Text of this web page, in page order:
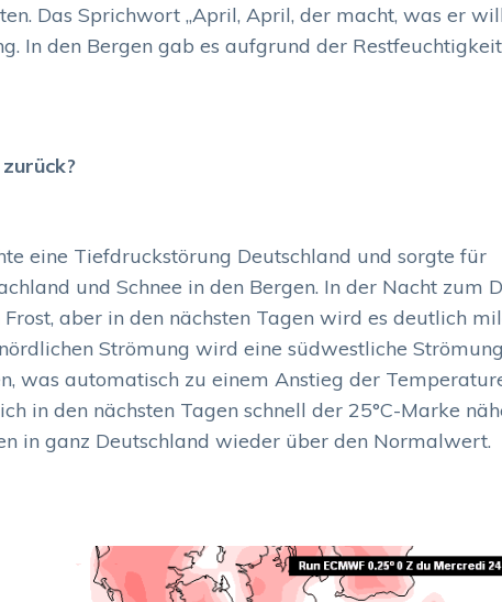
Das Sprichwort „April, April, der macht, was er
In den Bergen gab es aufgrund der
eine Tiefdruckstörung Deutschland und sorgte für
und Schnee in den Bergen. In der Nacht zum
aber in den nächsten Tagen wird es deutlich
Strömung wird eine südwestliche
was automatisch zu einem Anstieg der
in den nächsten Tagen schnell der 25°C-Marke
in ganz Deutschland wieder über den Normalwert.